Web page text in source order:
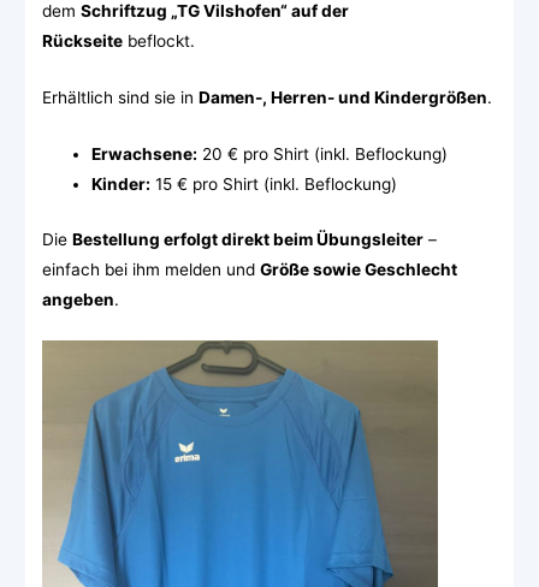
dem Schriftzug „TG Vilshofen“ auf der
Rückseitebeflockt.
Erhältlich sind sie in Damen-, Herren- und Kindergrößen.
Erwachsene: 20 € pro Shirt (inkl. Beflockung)
Kinder: 15 € pro Shirt (inkl. Beflockung)
Die Bestellung erfolgt direkt beim Übungsleiter–
einfach bei ihm melden und Größe sowie Geschlecht
angeben.